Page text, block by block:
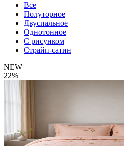
Все
Полуторное
Двуспальное
Однотонное
С рисунком
Страйп-сатин
NEW
22%